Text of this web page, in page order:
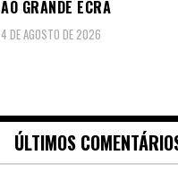
AO GRANDE ECRÃ
4 DE AGOSTO DE 2026
ÚLTIMOS